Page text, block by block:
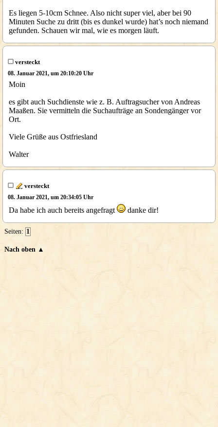
Es liegen 5-10cm Schnee. Also nicht super viel, aber bei 90
Minuten Suche zu dritt (bis es dunkel wurde) hat’s noch niemand
gefunden. Schauen wir mal, wie es morgen läuft.
versteckt
08. Januar 2021, um 20:10:20 Uhr
Moin
es gibt auch Suchdienste wie z. B. Auftragsucher von Andreas
Maaßen. Sie vermitteln die Suchaufträge an Sondengänger vor
Ort.
Viele Grüße aus Ostfriesland
Walter
versteckt
08. Januar 2021, um 20:34:05 Uhr
Da habe ich auch bereits angefragt danke dir!
Seiten: 1
Nach oben ▲